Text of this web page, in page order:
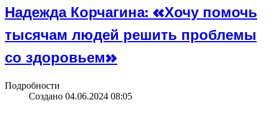
Надежда Корчагина: «Хочу помочь
тысячам людей решить проблемы
со здоровьем»
Подробности
Создано 04.06.2024 08:05